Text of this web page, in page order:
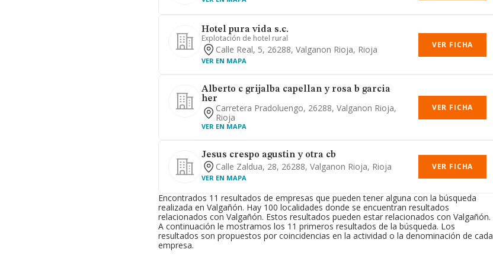
Hotel pura vida s.c.
Explotación de hotel rural
Calle Real, 5, 26288, Valganon Rioja, Rioja
VER EN MAPA
VER FICHA
Alberto c grijalba capellan y rosa b garcia
her
Carretera Pradoluengo, 26288, Valganon Rioja,
Rioja
VER EN MAPA
VER FICHA
Jesus crespo agustin y otra cb
Calle Zaldua, 28, 26288, Valganon Rioja, Rioja
VER EN MAPA
VER FICHA
Encontrados 11 resultados de empresas que pueden tener alguna con la búsqueda
realizada en Valgañón. Hay 100 localidades donde se encuentran resultados
relacionados con Valgañón. Estos resultados pueden estar relacionados con Valgañón.
A continuación le mostramos los 11 primeros resultados de la búsqueda. Los
resultados son propuestos por coincidencias en la actividad o la denominación de cada
empresa.